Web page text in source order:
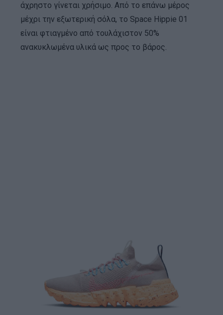
άχρηστο γίνεται χρήσιμο. Από το επάνω μέρος
μέχρι την εξωτερική σόλα, το Space Hippie 01
είναι φτιαγμένο από τουλάχιστον 50%
ανακυκλωμένα υλικά ως προς το βάρος.